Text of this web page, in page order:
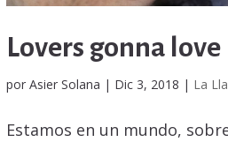
Lovers gonna love
porAsier Solana | Dic 3, 2018 | La
Estamos en un mundo,